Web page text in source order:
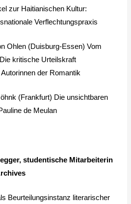
zur Haitianischen Kultur:
Verflechtungspraxis
Ohlen (Duisburg-Essen) Vom
kritische Urteilskraft
der Romantik
(Frankfurt) Die unsichtbaren
de Meulan
studentische Mitarbeiterin
Beurteilungsinstanz literarischer